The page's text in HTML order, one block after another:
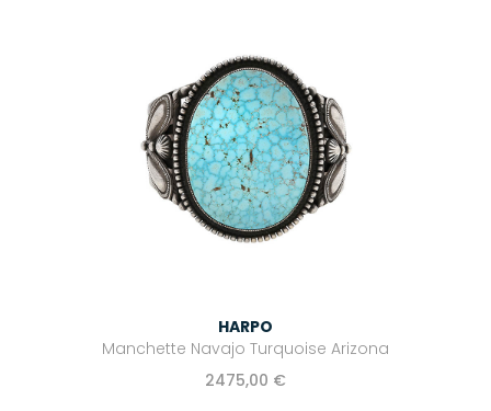
HARPO
Manchette Navajo Turquoise Arizona
2475,00 €